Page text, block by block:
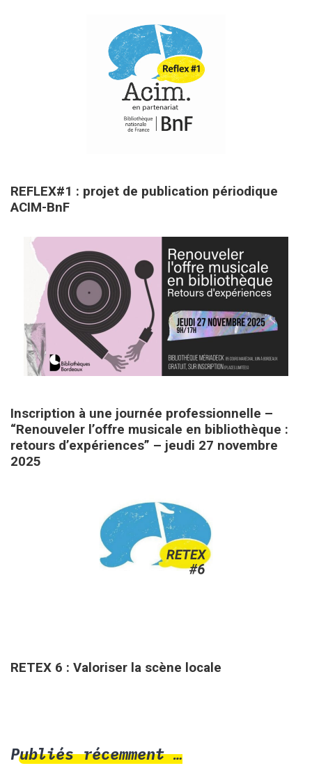
REFLEX#1 : projet de publication périodique
ACIM-BnF
Inscription à une journée professionnelle –
“Renouveler l’offre musicale en bibliothèque :
retours d’expériences” – jeudi 27 novembre
2025
RETEX 6 : Valoriser la scène locale
Publiés récemment …